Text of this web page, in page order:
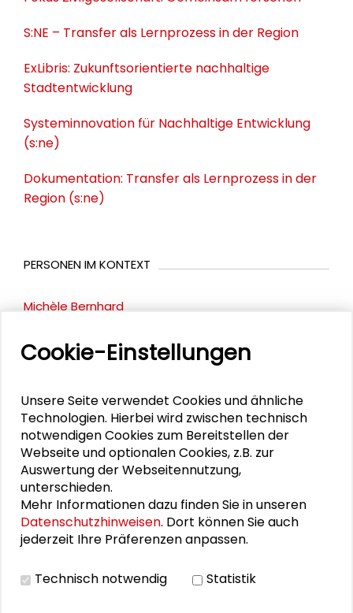
S:NE – Transfer als Lernprozess in der Region
ExLibris: Zukunftsorientierte nachhaltige
Stadtentwicklung
Systeminnovation für Nachhaltige Entwicklung
(s:ne)
Dokumentation: Transfer als Lernprozess in der
Region (s:ne)
PERSONEN IM KONTEXT
Michèle Bernhard
Alexander Gemeinhardt
Désirée Nothnagel
Christina West
DOWNLOADS
(s:ne)
Cookie-Einstellungen
Unsere Seite verwendet Cookies und ähnliche
Technologien. Hierbei wird zwischen technisch
notwendigen Cookies zum Bereitstellen der
Webseite und optionalen Cookies, z.B. zur
Auswertung der Webseitennutzung,
unterschieden.
Mehr Informationen dazu finden Sie in unseren
Datenschutzhinweisen. Dort können Sie auch
jederzeit Ihre Präferenzen anpassen.
Technisch notwendig Statistik